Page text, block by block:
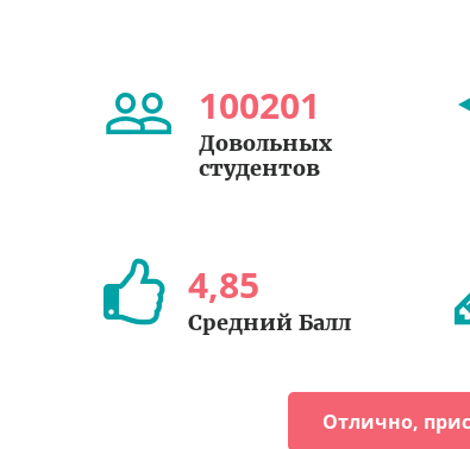
100201
Довольных
студентов
4,85
Средний Балл
Отлично,